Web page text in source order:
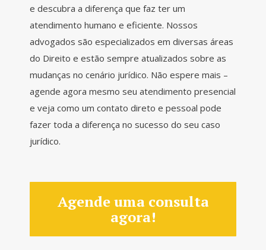
e descubra a diferença que faz ter um
atendimento humano e eficiente. Nossos
advogados são especializados em diversas áreas
do Direito e estão sempre atualizados sobre as
mudanças no cenário jurídico. Não espere mais –
agende agora mesmo seu atendimento presencial
e veja como um contato direto e pessoal pode
fazer toda a diferença no sucesso do seu caso
jurídico.
Agende uma consulta
agora!